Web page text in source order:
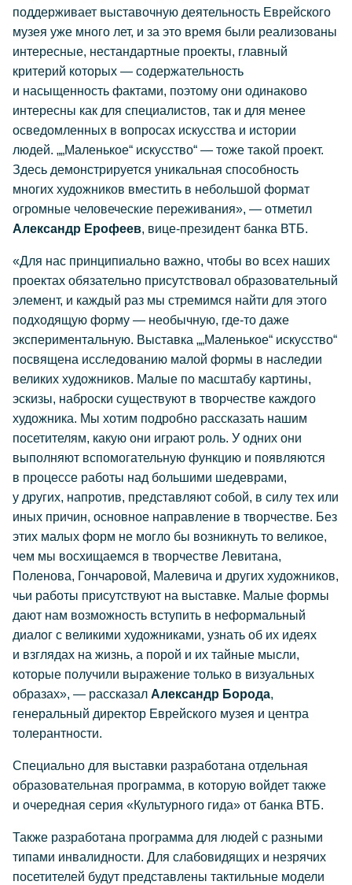
поддерживает выставочную деятельность Еврейского
музея уже много лет, и за это время были реализованы
интересные, нестандартные проекты, главный
критерий которых — содержательность
и насыщенность фактами, поэтому они одинаково
интересны как для специалистов, так и для менее
осведомленных в вопросах искусства и истории
людей. „„Маленькое“ искусство“ — тоже такой проект.
Здесь демонстрируется уникальная способность
многих художников вместить в небольшой формат
огромные человеческие переживания», — отметил
Александр Ерофеев, вице-президент банка ВТБ.
«Для нас принципиально важно, чтобы во всех наших
проектах обязательно присутствовал образовательный
элемент, и каждый раз мы стремимся найти для этого
подходящую форму — необычную, где-то даже
экспериментальную. Выставка „„Маленькое“ искусство“
посвящена исследованию малой формы в наследии
великих художников. Малые по масштабу картины,
эскизы, наброски существуют в творчестве каждого
художника. Мы хотим подробно рассказать нашим
посетителям, какую они играют роль. У одних они
выполняют вспомогательную функцию и появляются
в процессе работы над большими шедеврами,
у других, напротив, представляют собой, в силу тех или
иных причин, основное направление в творчестве. Без
этих малых форм не могло бы возникнуть то великое,
чем мы восхищаемся в творчестве Левитана,
Поленова, Гончаровой, Малевича и других художников,
чьи работы присутствуют на выставке. Малые формы
дают нам возможность вступить в неформальный
диалог с великими художниками, узнать об их идеях
и взглядах на жизнь, а порой и их тайные мысли,
которые получили выражение только в визуальных
образах», — рассказал Александр Борода,
генеральный директор Еврейского музея и центра
толерантности.
Специально для выставки разработана отдельная
образовательная программа, в которую войдет также
и очередная серия «Культурного гида» от банка ВТБ.
Также разработана программа для людей с разными
типами инвалидности. Для слабовидящих и незрячих
посетителей будут представлены тактильные модели